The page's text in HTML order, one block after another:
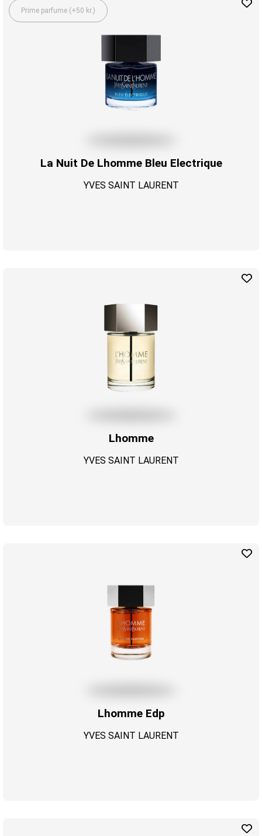
Prime parfume (+50 kr.)
La Nuit De Lhomme Bleu Electrique
YVES SAINT LAURENT
Lhomme
YVES SAINT LAURENT
Lhomme Edp
YVES SAINT LAURENT